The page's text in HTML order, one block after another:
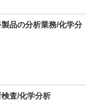
品の分析業務/化学分
査/化学分析